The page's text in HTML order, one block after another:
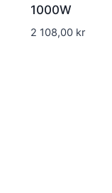
1000W
2 108,00 kr